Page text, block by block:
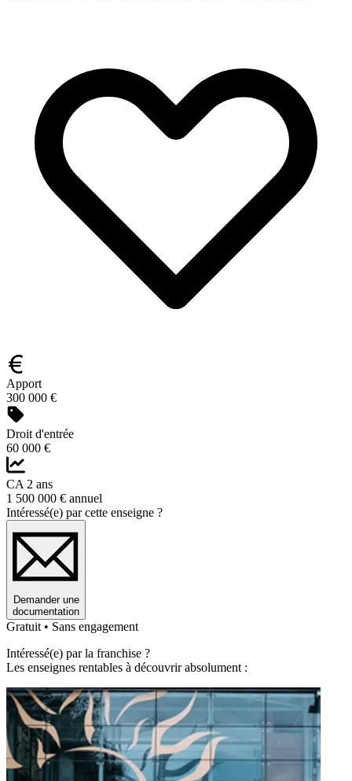
Apport
300 000 €
Droit d'entrée
60 000 €
CA 2 ans
1 500 000 € annuel
Intéressé(e) par cette enseigne ?
Demander une
documentation
Gratuit • Sans engagement
Intéressé(e) par la franchise ?
Les enseignes rentables à découvrir absolument :